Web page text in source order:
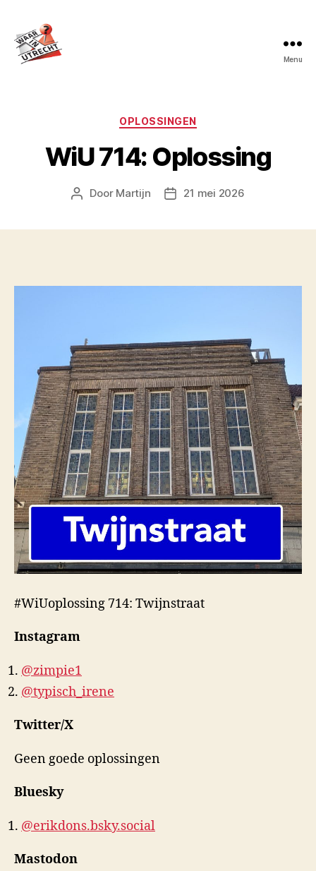
Menu
Categorieën
OPLOSSINGEN
WiU 714: Oplossing
Berichtauteur
Door Martijn Berichtdatum
21 mei 2026
#WiUoplossing 714: Twijnstraat
Instagram
@zimpie1
@typisch_irene
Twitter/X
Geen goede oplossingen
Bluesky
@erikdons.bsky.social
Mastodon